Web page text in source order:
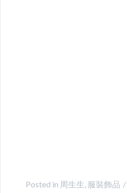
Posted in 周生生, 服裝飾品